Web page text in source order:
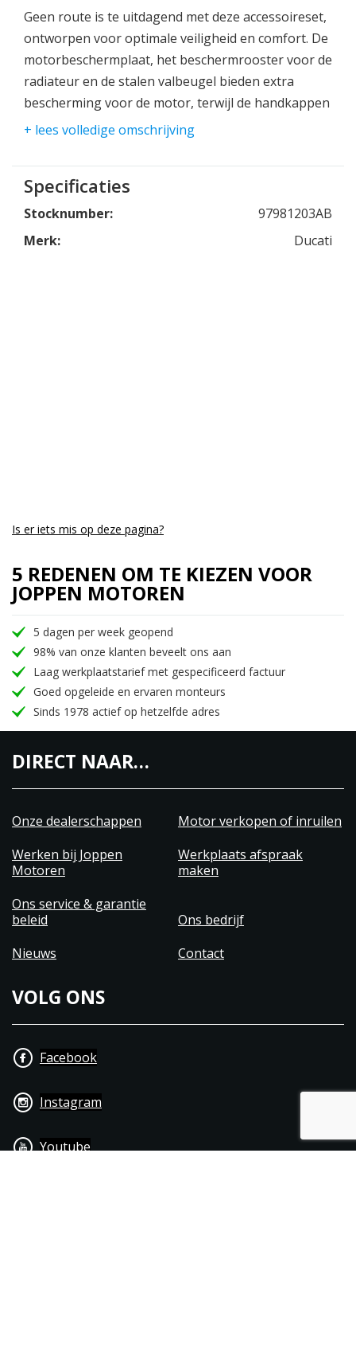
Geen route is te uitdagend met deze accessoireset,
ontworpen voor optimale veiligheid en comfort. De
motorbeschermplaat, het beschermrooster voor de
radiateur en de stalen valbeugel bieden extra
bescherming voor de motor, terwijl de handkappen
de rijder extra veiligheid en bescherming geven.
verfijnde look van de motor – klaar voor avonturen
zonder grenzen.
+ lees volledige omschrijving
Specificaties
Stocknumber:
97981203AB
Merk:
Ducati
Is er iets mis op deze pagina?
5 REDENEN OM TE KIEZEN VOOR
JOPPEN MOTOREN
5 dagen per week geopend
98% van onze klanten beveelt ons aan
Laag werkplaatstarief met gespecificeerd factuur
Goed opgeleide en ervaren monteurs
Sinds 1978 actief op hetzelfde adres
DIRECT NAAR…
Onze dealerschappen
Motor verkopen of inruilen
Werken bij Joppen
Motoren
Werkplaats afspraak
maken
Ons service & garantie
beleid
Ons bedrijf
Nieuws
Contact
VOLG ONS
Facebook
Instagram
Youtube